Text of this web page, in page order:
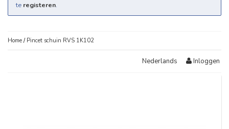
te registeren.
Home / Pincet schuin RVS 1K102
Nederlands Inloggen